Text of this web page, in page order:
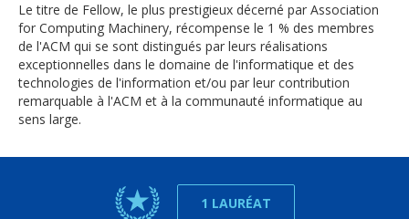
Le titre de Fellow, le plus prestigieux décerné par Association
for Computing Machinery, récompense le 1 % des membres
de l'ACM qui se sont distingués par leurs réalisations
exceptionnelles dans le domaine de l'informatique et des
technologies de l'information et/ou par leur contribution
remarquable à l'ACM et à la communauté informatique au
sens large.
1 LAURÉAT